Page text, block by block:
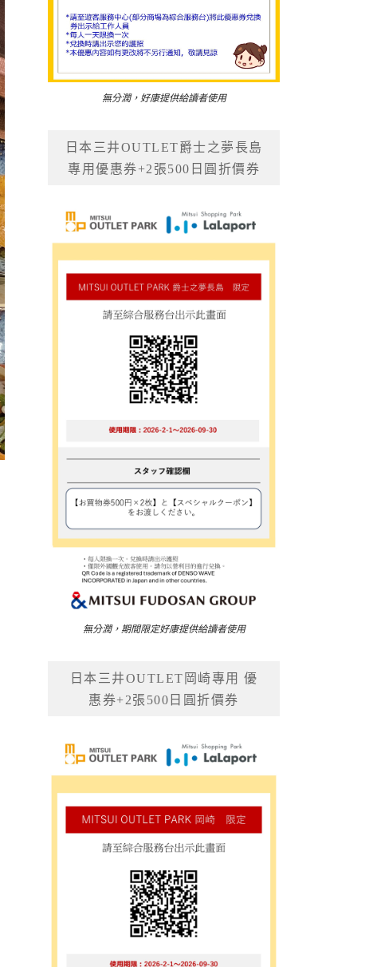
無分潤，好康提供給讀者使用
日本三井OUTLET爵士之夢長島
專用優惠券+2張500日圓折價券
無分潤，期間限定好康提供給讀者使用
日本三井OUTLET岡崎專用 優
惠券+2張500日圓折價券